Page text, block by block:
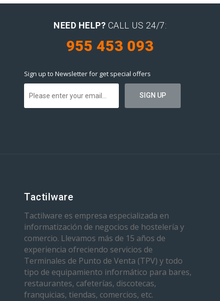
NEED HELP? CALL US 24/7:
955 453 093
Sign up to Newsletter for get special offers
Tactilware
Tactilware es empresa especializada en
informatización de negocios de hostelería y
comercio. Llevamos más de 15 años de
experiencia ofreciendo servicios de
Terminales de Punto de Venta (TPV) y todo
tipo de equipamiento informático para bares,
restaurantes, cafeterías, discotecas,
franquicias, tiendas, comercios, etc.